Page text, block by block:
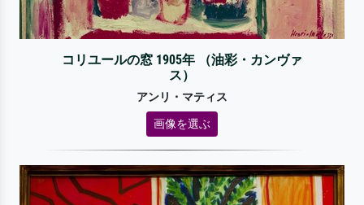
コリユールの窓 1905年 （油彩・カンヴァ
ス）
アンリ・マティス
画像を選ぶ